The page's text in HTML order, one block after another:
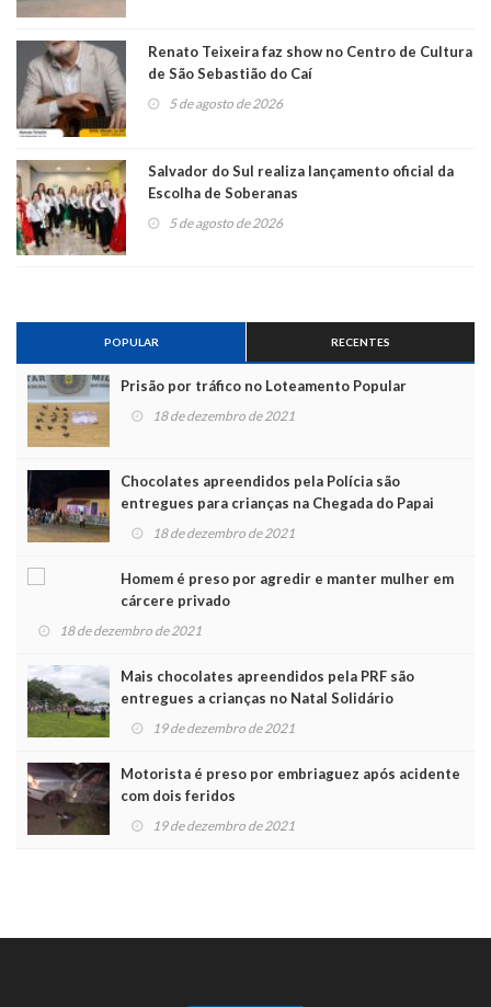
Renato Teixeira faz show no Centro de Cultura
de São Sebastião do Caí
5 de agosto de 2026
Salvador do Sul realiza lançamento oficial da
Escolha de Soberanas
5 de agosto de 2026
POPULAR RECENTES
Prisão por tráfico no Loteamento Popular
18 de dezembro de 2021
Chocolates apreendidos pela Polícia são
entregues para crianças na Chegada do Papai
Noel 18 de dezembro de 2021
Homem é preso por agredir e manter mulher em
cárcere privado
18 de dezembro de 2021
Mais chocolates apreendidos pela PRF são
entregues a crianças no Natal Solidário
19 de dezembro de 2021
Motorista é preso por embriaguez após acidente
com dois feridos
19 de dezembro de 2021